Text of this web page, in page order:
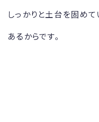
しっかりと土台を固めて
あるからです。